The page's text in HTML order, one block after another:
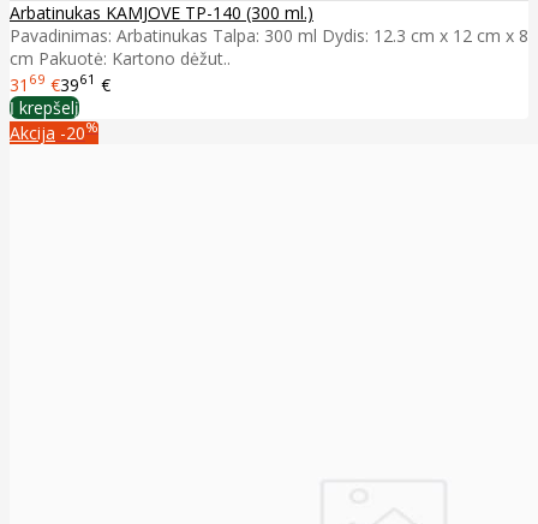
Arbatinukas KAMJOVE TP-140 (300 ml.)
Pavadinimas: Arbatinukas Talpa: 300 ml Dydis: 12.3 cm x 12 cm x 8
cm Pakuotė: Kartono dėžut..
31 69 €3961 €
Į krepšelį
Akcija -20%